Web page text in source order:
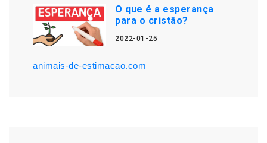
O que é a esperança
para o cristão?
2022-01-25
animais-de-estimacao.com